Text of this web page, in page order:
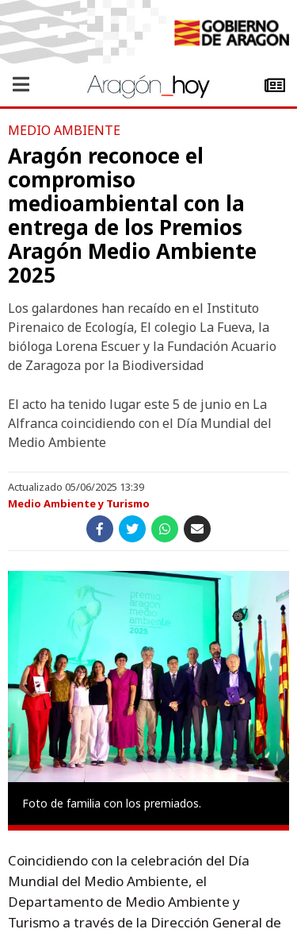
MEDIO AMBIENTE
Aragón reconoce el
compromiso
medioambiental con la
entrega de los Premios
Aragón Medio Ambiente
2025
Los galardones han recaído en el Instituto
Pirenaico de Ecología, El colegio La Fueva, la
bióloga Lorena Escuer y la Fundación Acuario
de Zaragoza por la Biodiversidad
El acto ha tenido lugar este 5 de junio en La
Alfranca coincidiendo con el Día Mundial del
Medio Ambiente
Actualizado 05/06/2025 13:39
Medio Ambiente y Turismo
Foto de familia con los premiados.
Coincidiendo con la celebración del Día
Mundial del Medio Ambiente, el
Departamento de Medio Ambiente y
Turismo a través de la Dirección General de